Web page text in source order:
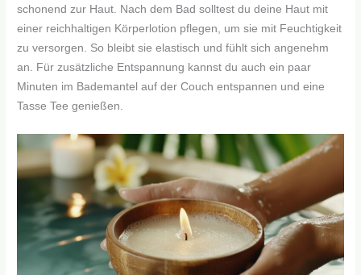
schonend zur Haut. Nach dem Bad solltest du deine Haut mit
einer reichhaltigen Körperlotion pflegen, um sie mit Feuchtigkeit
zu versorgen. So bleibt sie elastisch und fühlt sich angenehm
an. Für zusätzliche Entspannung kannst du auch ein paar
Minuten im Bademantel auf der Couch entspannen und eine
Tasse Tee genießen.